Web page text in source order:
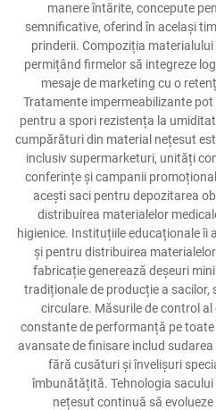
manere întărite, concepute
semnificative, oferind în același
prinderii. Compoziția
permițând firmelor să integreze
mesaje de marketing cu o
Tratamente impermeabilizante
pentru a spori rezistența la
cumpărături din material nețesut
inclusiv supermarketuri, unități
conferințe și campanii
acești saci pentru depozitarea
distribuirea materialelor
higienice. Instituțiile educaționale
și pentru distribuirea
fabricație generează deșeuri
tradiționale de producție a sacilor,
circulare. Măsurile de control
constante de performanță pe
avansate de finisare includ
fără cusături și învelișuri
îmbunătățită. Tehnologia
nețesut continuă să